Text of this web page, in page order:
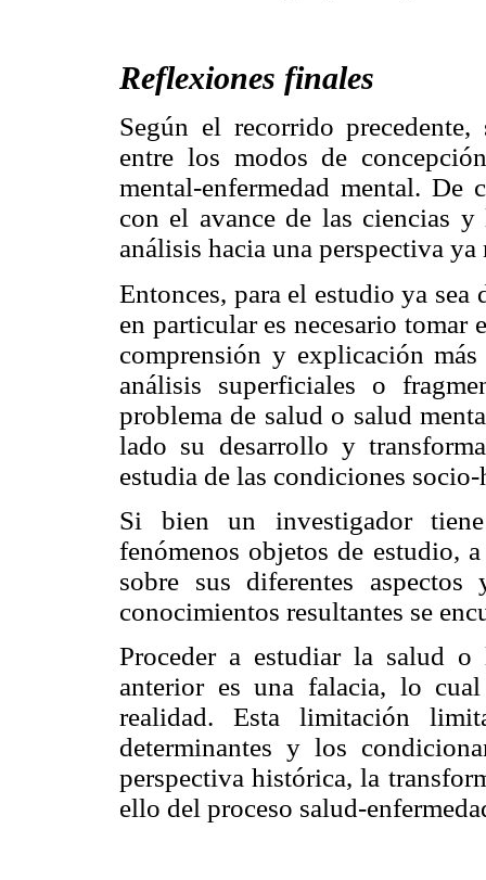
Reflexiones finales
Según el recorrido
entre los modos de
mental-enfermedad mental. De
con el avance de las ciencias
análisis hacia una perspectiva
Entonces, para el estudio ya
en particular es necesario tomar
comprensión y explicación
análisis superficiales o
problema de salud o salud
lado su desarrollo y
estudia de las condiciones
Si bien un investigador
fenómenos objetos de estudio,
sobre sus diferentes
conocimientos resultantes se
Proceder a estudiar la salud
anterior es una falacia, lo
realidad. Esta limitación
determinantes y los
perspectiva histórica, la
ello del proceso salud-